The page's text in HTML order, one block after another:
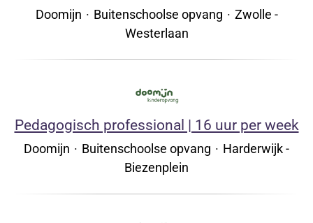
Doomijn · Buitenschoolse opvang · Zwolle -
Westerlaan
Pedagogisch professional | 16 uur per week
Doomijn · Buitenschoolse opvang · Harderwijk -
Biezenplein